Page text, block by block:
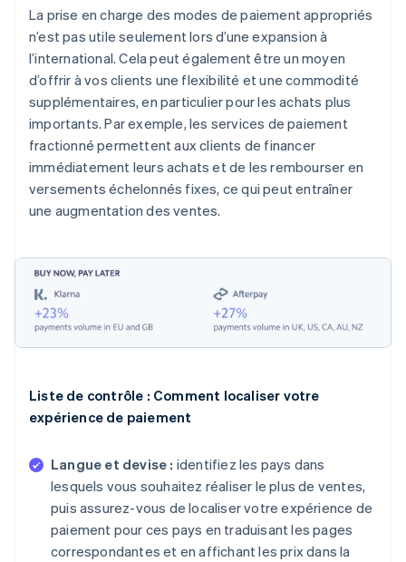
La prise en charge des modes de paiement appropriés
n’est pas utile seulement lors d’une expansion à
l’international. Cela peut également être un moyen
d’offrir à vos clients une flexibilité et une commodité
supplémentaires, en particulier pour les achats plus
importants. Par exemple, les services de paiement
fractionné permettent aux clients de financer
immédiatement leurs achats et de les rembourser en
versements échelonnés fixes, ce qui peut entraîner
une augmentation des ventes.
Liste de contrôle : Comment localiser votre
expérience de paiement
Langue et devise : identifiez les pays dans
lesquels vous souhaitez réaliser le plus de ventes,
puis assurez-vous de localiser votre expérience de
paiement pour ces pays en traduisant les pages
correspondantes et en affichant les prix dans la